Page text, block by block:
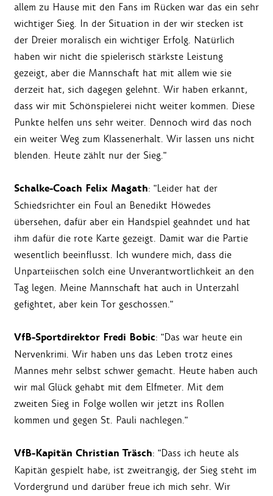
allem zu Hause mit den Fans im Rücken war das ein sehr
wichtiger Sieg. In der Situation in der wir stecken ist
der Dreier moralisch ein wichtiger Erfolg. Natürlich
haben wir nicht die spielerisch stärkste Leistung
gezeigt, aber die Mannschaft hat mit allem wie sie
derzeit hat, sich dagegen gelehnt. Wir haben erkannt,
dass wir mit Schönspielerei nicht weiter kommen. Diese
Punkte helfen uns sehr weiter. Dennoch wird das noch
ein weiter Weg zum Klassenerhalt. Wir lassen uns nicht
blenden. Heute zählt nur der Sieg."
Schalke-Coach Felix Magath: "Leider hat der
Schiedsrichter ein Foul an Benedikt Höwedes
übersehen, dafür aber ein Handspiel geahndet und hat
ihm dafür die rote Karte gezeigt. Damit war die Partie
wesentlich beeinflusst. Ich wundere mich, dass die
Unparteiischen solch eine Unverantwortlichkeit an den
Tag legen. Meine Mannschaft hat auch in Unterzahl
gefightet, aber kein Tor geschossen."
VfB-Sportdirektor Fredi Bobic: "Das war heute ein
Nervenkrimi. Wir haben uns das Leben trotz eines
Mannes mehr selbst schwer gemacht. Heute haben auch
wir mal Glück gehabt mit dem Elfmeter. Mit dem
zweiten Sieg in Folge wollen wir jetzt ins Rollen
kommen und gegen St. Pauli nachlegen."
VfB-Kapitän Christian Träsch: "Dass ich heute als
Kapitän gespielt habe, ist zweitrangig, der Sieg steht im
Vordergrund und darüber freue ich mich sehr. Wir